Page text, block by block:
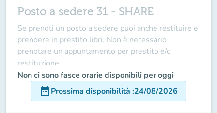
Posto a sedere 31 - SHARE
Se prenoti un posto a sedere puoi anche restituire e
prendere in prestito libri. Non è necessario
prenotare un appuntamento per prestito e/o
restituzione.
Non ci sono fasce orarie disponibili per oggi
date_rangeProssima disponibilità :24/08/2026